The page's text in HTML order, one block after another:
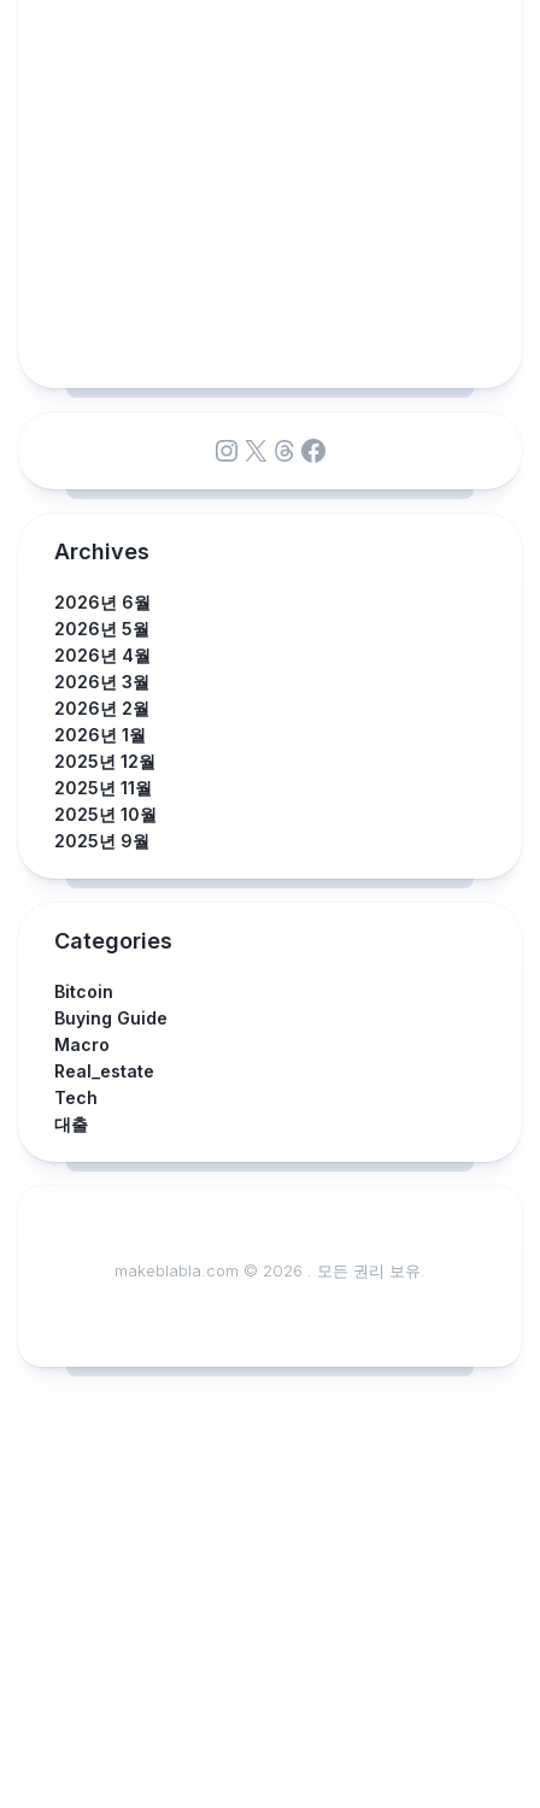
Instagram
X Threads
Facebook
Archives
2026년 6월
2026년 5월
2026년 4월
2026년 3월
2026년 2월
2026년 1월
2025년 12월
2025년 11월
2025년 10월
2025년 9월
Categories
Bitcoin
Buying Guide
Macro
Real_estate
Tech
대출
makeblabla.com © 2026 . 모든 권리 보유.